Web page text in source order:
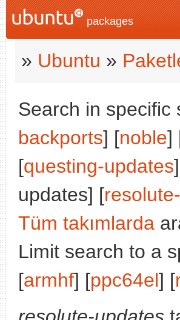
packages
» Ubuntu »
Search in specific
backports] [noble]
[questing-updates
updates] [
Tüm takımlarda
Limit search to a
[armhf] [ppc64el] [